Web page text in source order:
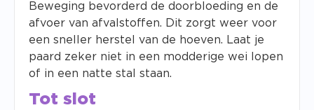
Beweging bevorderd de doorbloeding en de
afvoer van afvalstoffen. Dit zorgt weer voor
een sneller herstel van de hoeven. Laat je
paard zeker niet in een modderige wei lopen
of in een natte stal staan.
Tot slot